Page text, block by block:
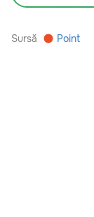
Sursă Point